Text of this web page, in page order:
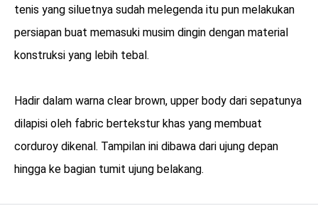
tenis yang siluetnya sudah melegenda itu pun melakukan
persiapan buat memasuki musim dingin dengan material
konstruksi yang lebih tebal.
Hadir dalam warna clear brown, upper body dari sepatunya
dilapisi oleh fabric bertekstur khas yang membuat
corduroy dikenal. Tampilan ini dibawa dari ujung depan
hingga ke bagian tumit ujung belakang.